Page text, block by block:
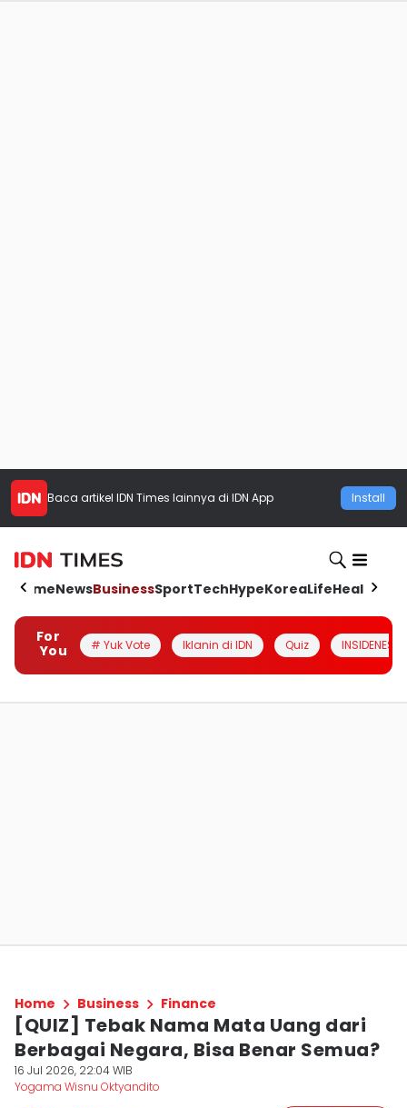
Baca artikel IDN Times lainnya di IDN App Install
HomeNewsBusinessSportTechHypeKoreaLifeHealth
For
You
# Yuk Vote Iklanin di IDN Quiz INSIDENESIA
Home Business Finance
[QUIZ] Tebak Nama Mata Uang dari
Berbagai Negara, Bisa Benar Semua?
16 Jul 2026, 22:04 WIB
Yogama Wisnu Oktyandito